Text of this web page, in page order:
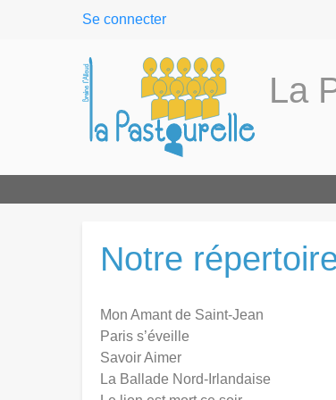
User
Se connecter
La
Notre
Mon Amant de Saint-Jean
Paris s’éveille
Savoir Aimer
La Ballade Nord-Irlandaise